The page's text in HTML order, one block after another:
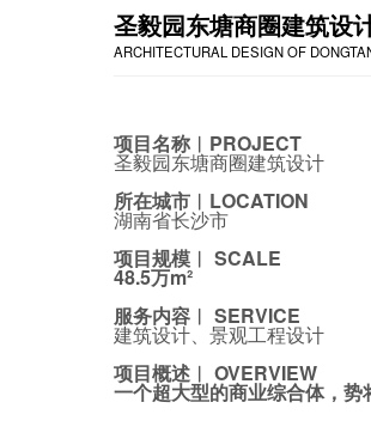
圣毅园东塘商圈建筑设
ARCHITECTURAL DESIGN OF
项目名称︱PROJECT
圣毅园东塘商圈建筑设计
所在城市︱LOCATION
湖南省长沙市
项目规模︱ SCALE
48.5万m²
服务内容︱ SERVICE
建筑设计、景观工程设计
项目概述︱ OVERVIEW
一个超大型的商业综合体，势